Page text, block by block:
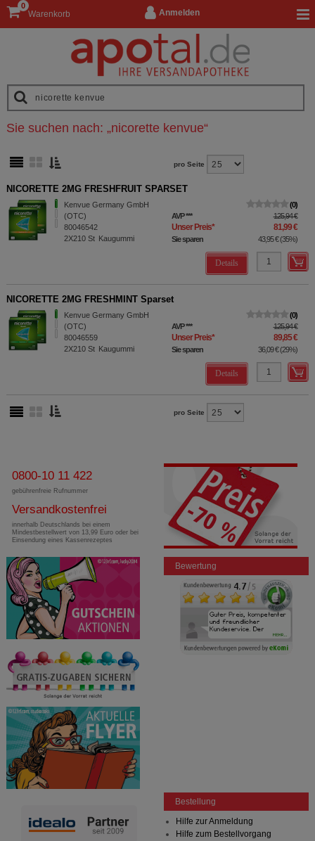
Anmelden
Warenkorb
0
Sie suchen nach: „nicorette kenvue“
pro Seite
NICORETTE 2MG FRESHFRUIT SPARSET
Kenvue Germany GmbH
(OTC)
80046542
2X210 St Kaugummi
0
AVP*** 125,94 €
Unser Preis* 81,99 €
Sie sparen 43,95 €(35%)
Details
NICORETTE 2MG FRESHMINT Sparset
Kenvue Germany GmbH
(OTC)
80046559
2X210 St Kaugummi
0
AVP*** 125,94 €
Unser Preis* 89,85 €
Sie sparen 36,09 €(29%)
Details
pro Seite
0800-10 11 422
gebührenfreie Rufnummer
Versandkostenfrei
innerhalb Deutschlands bei einem
Mindestbestellwert von 13,99 Euro oder bei
Einsendung eines Kassenrezeptes
Bewertung
Bestellung
Hilfe zur Anmeldung
Hilfe zum Bestellvorgang